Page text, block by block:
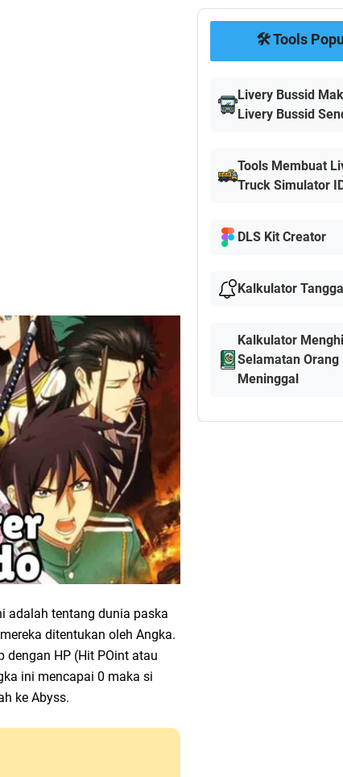
adalah tentang dunia paska
ditentukan oleh Angka.
dengan HP (Hit POint atau
ini mencapai 0 maka si
ke Abyss.
🛠️ Tools
Livery Bussid
Livery Bussid
Tools Membuat
Truck Simulator
DLS Kit Creator
Kalkulator
Kalkulator
Selamatan Orang
Meninggal